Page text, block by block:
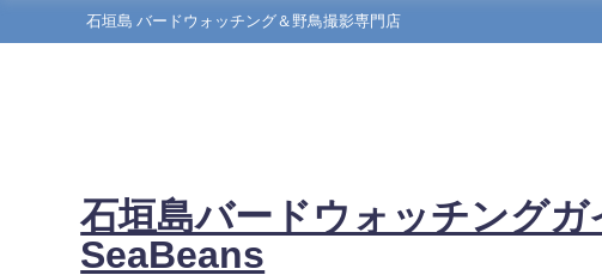
石垣島 バードウォッチング＆野鳥撮影専門店
石垣島バードウォッチングガ
SeaBeans